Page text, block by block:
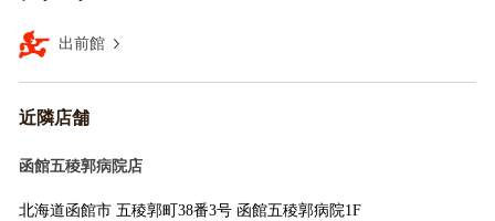
出前館
近隣店舗
函館五稜郭病院店
北海道函館市 五稜郭町38番3号 函館五稜郭病院1F